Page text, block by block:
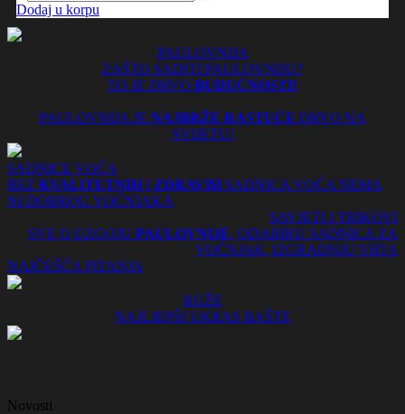
Dodaj u korpu
PAULOVNIJA
ZAŠTO SADITI PAULOVNIJU?
TO JE DRVO BUDUĆNOSTI!
PAULOVNIJA JE NAJBRŽE RASTUĆE DRVO NA
SVIJETU!
SADNICE VOĆA
BEZ KVALITETNIH I ZDRAVIH SADNICA VOĆA NEMA
NI DOBROG VOĆNJAKA
SAVJETI I TRIKOVI
SVE O UZGOJU PAULOVNIJE, ODABIRU SADNICA ZA
VOĆNJAK, IZGRADNJU VRTA
NAJČEŠĆA PITANJA
RUŽE
NAJLJEPŠI UKRAS BAŠTE
Novosti